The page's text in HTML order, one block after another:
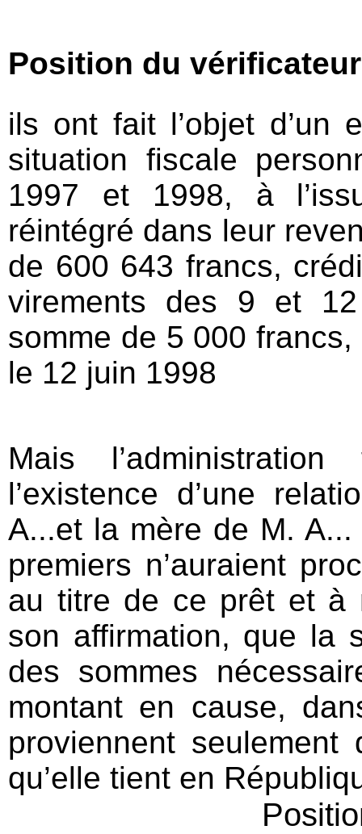
Position du
ils ont fait l’objet d’un
situation fiscale
1997 et 1998, à
réintégré dans leur
de 600 643 francs,
virements des 9 et
somme de 5 000
le 12 juin 1998
Mais
l’existence d’une
A...et la mère de M.
premiers n’auraient
au titre de ce prêt et à
son affirmation, que la
des sommes
montant en cause,
proviennent seulement
qu’elle tient en